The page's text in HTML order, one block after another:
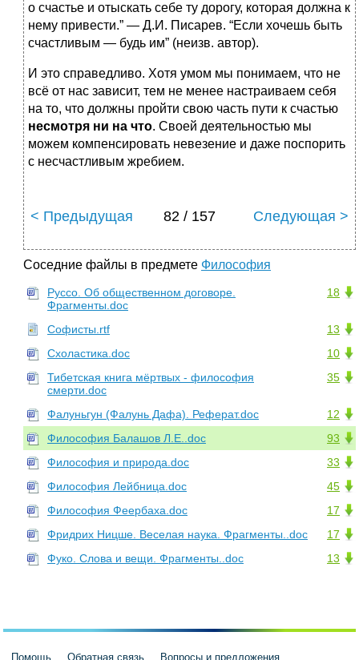
о счастье и отыскать себе ту дорогу, которая должна к
нему привести.” — Д.И. Писарев. “Если хочешь быть
счастливым — будь им” (неизв. автор).
И это справедливо. Хотя умом мы понимаем, что не
всё от нас зависит, тем не менее настраиваем себя
на то, что должны пройти свою часть пути к счастью
несмотря ни на что. Своей деятельностью мы
можем компенсировать невезение и даже поспорить
с несчастливым жребием.
< Предыдущая 82 / 157 Следующая >
Соседние файлы в предмете Философия
18
Руссо. Об общественном договоре.
Фрагменты.doc
13
Софисты.rtf
10
Схоластика.doc
35
Тибетская книга мёртвых - философия
смерти.doc
12
Фалуньгун (Фалунь Дафа). Реферат.doc
93
Философия Балашов Л.Е..doc
33
Философия и природа.doc
45
Философия Лейбница.doc
17
Философия Феербаха.doc
17
Фридрих Ницше. Веселая наука. Фрагменты..doc
13
Фуко. Слова и вещи. Фрагменты..doc
Помощь Обратная связь Вопросы и предложения